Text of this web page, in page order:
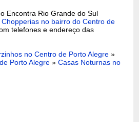
Encontra Rio Grande do Sul
Chopperias no bairro do Centro de
telefones e endereço das
no Centro de Porto Alegre »
Porto Alegre »Casas Noturnas no